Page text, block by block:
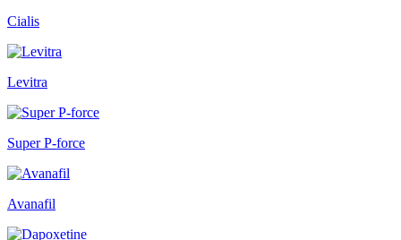
Cialis
Levitra
Super P-force
Avanafil